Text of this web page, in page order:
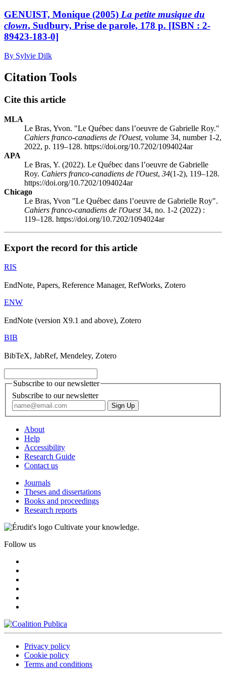
GENUIST, Monique (2005) La petite musique du
clown, Sudbury, Prise de parole, 178 p. [ISBN : 2-
89423-183-0]
By Sylvie Dilk
Citation Tools
Cite this article
MLA
Le Bras, Yvon. "Le Québec dans l’oeuvre de Gabrielle Roy."
Cahiers franco-canadiens de l'Ouest, volume 34, number 1-2,
2022, p. 119–128. https://doi.org/10.7202/1094024ar
APA
Le Bras, Y. (2022). Le Québec dans l’oeuvre de Gabrielle
Roy. Cahiers franco-canadiens de l'Ouest, 34(1-2), 119–128.
https://doi.org/10.7202/1094024ar
Chicago
Le Bras, Yvon "Le Québec dans l’oeuvre de Gabrielle Roy".
Cahiers franco-canadiens de l'Ouest34, no. 1-2 (2022) :
119–128. https://doi.org/10.7202/1094024ar
Export the record for this article
RIS
EndNote, Papers, Reference Manager, RefWorks, Zotero
ENW
EndNote (version X9.1 and above), Zotero
BIB
BibTeX, JabRef, Mendeley, Zotero
Subscribe to our newsletter
Subscribe to our newsletter
About
Help
Accessibility
Research Guide
Contact us
Journals
Theses and dissertations
Books and proceedings
Research reports
Cultivate your knowledge.
Follow us
Privacy policy
Cookie policy
Terms and conditions